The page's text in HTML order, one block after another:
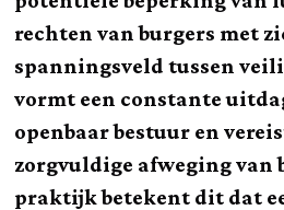
rechten van burgers met
spanningsveld tussen
vormt een constante
openbaar bestuur en
zorgvuldige afweging van
praktijk betekent dit dat